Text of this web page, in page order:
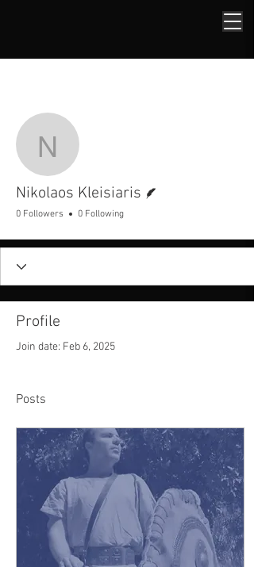
Nikolaos
Nikolaos Kleisiaris
0 Followers 0 Following
Profile
Join date: Feb 6, 2025
Posts